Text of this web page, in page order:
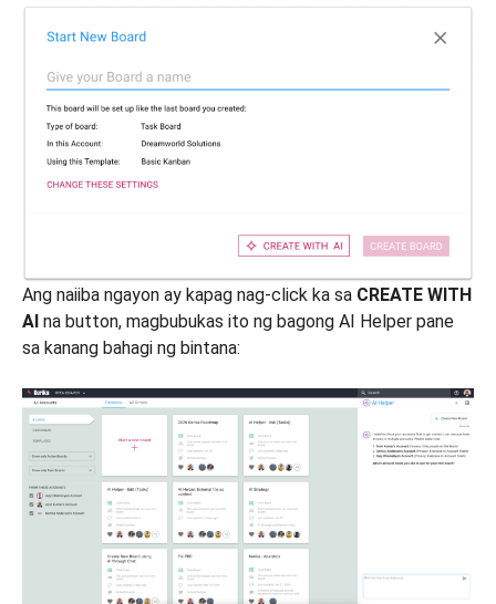
Ang naiiba ngayon ay kapag nag-click ka sa CREATE WITH
AI na button, magbubukas ito ng bagong AI Helper pane
sa kanang bahagi ng bintana: